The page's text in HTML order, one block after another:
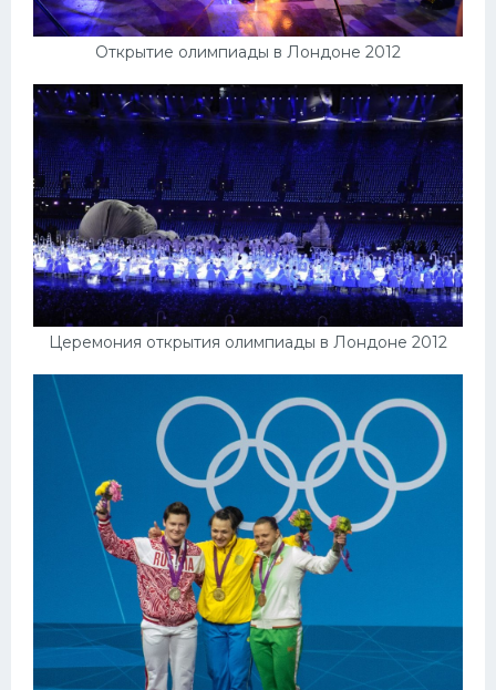
Открытие олимпиады в Лондоне 2012
Церемония открытия олимпиады в Лондоне 2012